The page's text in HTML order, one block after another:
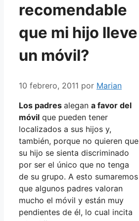
recomendable
que mi hijo lleve
un móvil?
10 febrero, 2011 por Marian
Los padres alegan a favor del
móvil que pueden tener
localizados a sus hijos y,
también, porque no quieren que
su hijo se sienta discriminado
por ser el único que no tenga
de su grupo. A esto sumaremos
que algunos padres valoran
mucho el móvil y están muy
pendientes de él, lo cual incita